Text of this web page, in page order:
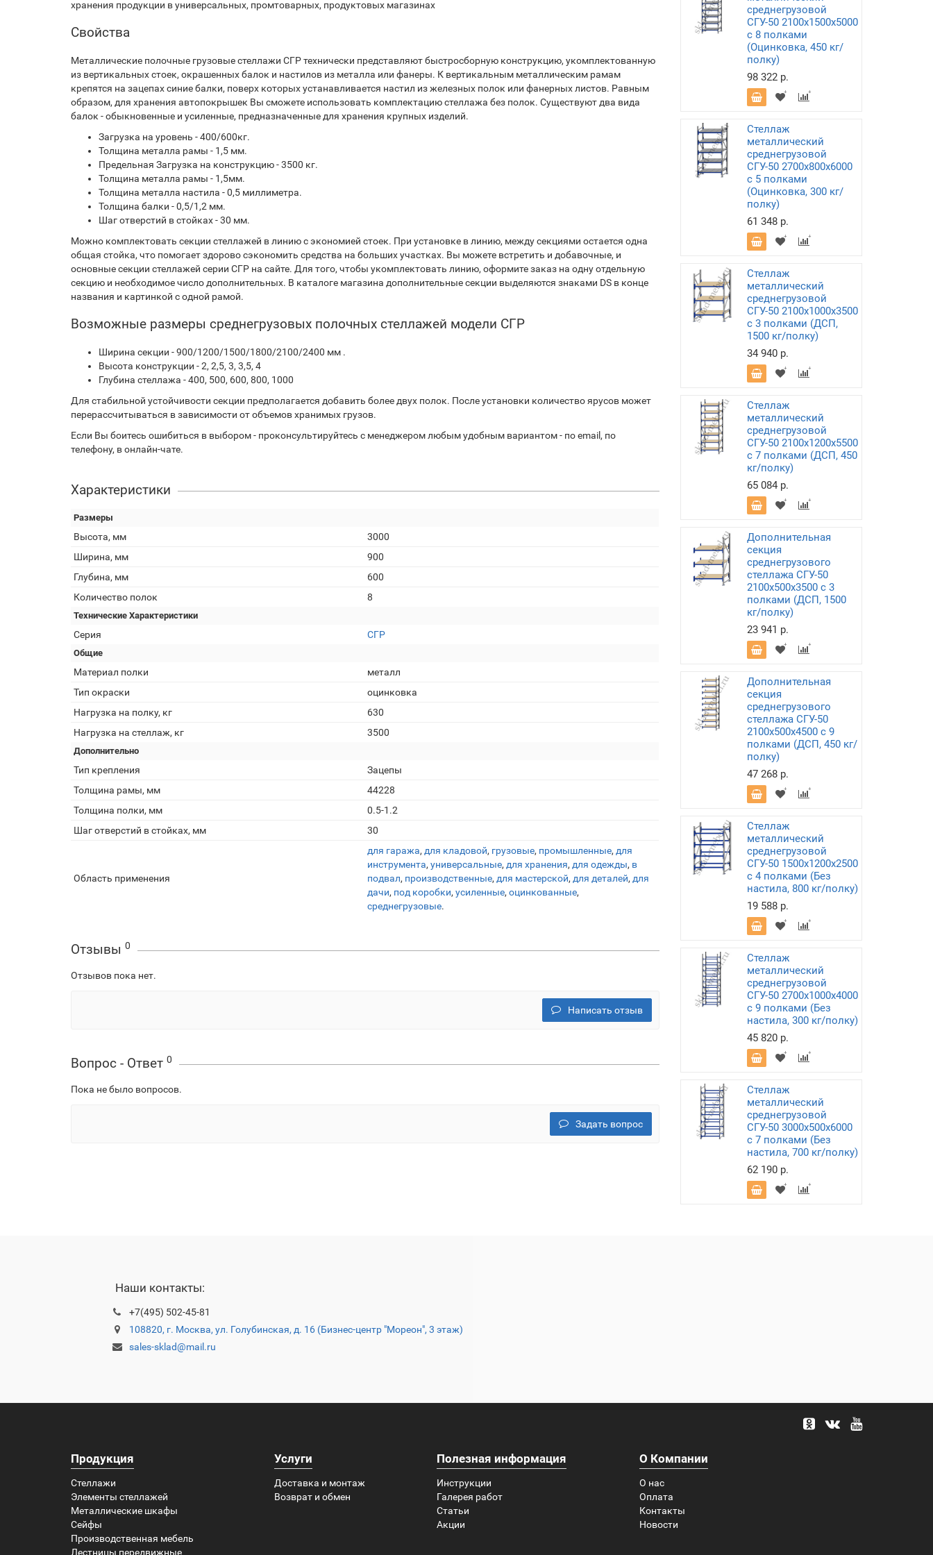
хранения продукции в универсальных, промтоварных, продуктовых магазинах
Свойства
Металлические полочные грузовые стеллажи СГР технически представляют быстросборную конструкцию, укомплектованную
из вертикальных стоек, окрашенных балок и настилов из металла или фанеры. К вертикальным металлическим рамам
крепятся на зацепах синие балки, поверх которых устанавливается настил из железных полок или фанерных листов. Равным
образом, для хранения автопокрышек Вы сможете использовать комплектацию стеллажа без полок. Существуют два вида
балок - обыкновенные и усиленные, предназначенные для хранения крупных изделий.
Загрузка на уровень - 400/600кг.
Толщина металла рамы - 1,5 мм.
Предельная Загрузка на конструкцию - 3500 кг.
Толщина металла рамы - 1,5мм.
Толщина металла настила - 0,5 миллиметра.
Толщина балки - 0,5/1,2 мм.
Шаг отверстий в стойках - 30 мм.
Можно комплектовать секции стеллажей в линию с экономией стоек. При установке в линию, между секциями остается одна
общая стойка, что помогает здорово сэкономить средства на больших участках. Вы можете встретить и добавочные, и
основные секции стеллажей серии СГР на сайте. Для того, чтобы укомплектовать линию, оформите заказ на одну отдельную
секцию и необходимое число дополнительных. В каталоге магазина дополнительные секции выделяются знаками DS в конце
названия и картинкой с одной рамой.
Возможные размеры среднегрузовых полочных стеллажей модели СГР
Ширина секции - 900/1200/1500/1800/2100/2400 мм .
Высота конструкции - 2, 2,5, 3, 3,5, 4
Глубина стеллажа - 400, 500, 600, 800, 1000
Для стабильной устойчивости секции предполагается добавить более двух полок. После установки количество ярусов может
перерассчитываться в зависимости от объемов хранимых грузов.
Если Вы боитесь ошибиться в выбором - проконсультируйтесь с менеджером любым удобным вариантом - по email, по
телефону, в онлайн-чате.
Характеристики
Размеры
Высота, мм
3000
Ширина, мм
900
Глубина, мм
600
Количество полок
8
Технические Характеристики
Серия СГР
Общие
Материал полки
металл
Тип окраски
оцинковка
Нагрузка на полку, кг
630
Нагрузка на стеллаж, кг
3500
Дополнительно
Тип крепления
Зацепы
Толщина рамы, мм
44228
Толщина полки, мм
0.5-1.2
Шаг отверстий в стойках, мм
30
Область применения
для гаража, для кладовой, грузовые, промышленные, для
инструмента, универсальные, для хранения, для одежды, в
подвал, производственные, для мастерской, для деталей, для
дачи, под коробки, усиленные, оцинкованные,
среднегрузовые.
Отзывы 0
Отзывов пока нет.
Написать отзыв
Вопрос - Ответ 0
Пока не было вопросов.
Задать вопрос
среднегрузовой
СГУ-50 2100х1500х5000
с 8 полками
(Оцинковка, 450 кг/
полку)
98 322 р.
Стеллаж
металлический
среднегрузовой
СГУ-50 2700х800х6000
с 5 полками
(Оцинковка, 300 кг/
полку)
61 348 р.
Стеллаж
металлический
среднегрузовой
СГУ-50 2100х1000х3500
с 3 полками (ДСП,
1500 кг/полку)
34 940 р.
Стеллаж
металлический
среднегрузовой
СГУ-50 2100х1200х5500
с 7 полками (ДСП, 450
кг/полку)
65 084 р.
Дополнительная
секция
среднегрузового
стеллажа СГУ-50
2100х500х3500 с 3
полками (ДСП, 1500
кг/полку)
23 941 р.
Дополнительная
секция
среднегрузового
стеллажа СГУ-50
2100х500х4500 с 9
полками (ДСП, 450 кг/
полку)
47 268 р.
Стеллаж
металлический
среднегрузовой
СГУ-50 1500х1200х2500
с 4 полками (Без
настила, 800 кг/полку)
19 588 р.
Стеллаж
металлический
среднегрузовой
СГУ-50 2700х1000х4000
с 9 полками (Без
настила, 300 кг/полку)
45 820 р.
Стеллаж
металлический
среднегрузовой
СГУ-50 3000х500х6000
с 7 полками (Без
настила, 700 кг/полку)
62 190 р.
Наши контакты:
+7(495) 502-45-81
108820, г. Москва, ул. Голубинская, д. 16 (Бизнес-центр "Мореон", 3 этаж)
sales-sklad@mail.ru
Продукция
Стеллажи
Элементы стеллажей
Металлические шкафы
Сейфы
Производственная мебель
Лестницы передвижные
Услуги
Доставка и монтаж
Возврат и обмен
Полезная информация
Инструкции
Галерея работ
Статьи
Акции
О Компании
О нас
Оплата
Контакты
Новости